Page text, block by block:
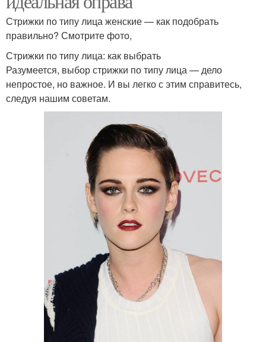
Стрижки по типу лица женские — как подобрать
правильно? Смотрите фото,
Стрижки по типу лица: как выбрать
Разумеется, выбор стрижки по типу лица — дело
непростое, но важное. И вы легко с этим справитесь,
следуя нашим советам.